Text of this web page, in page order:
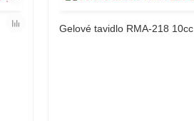
Gelové tavidlo RMA-218 10cc